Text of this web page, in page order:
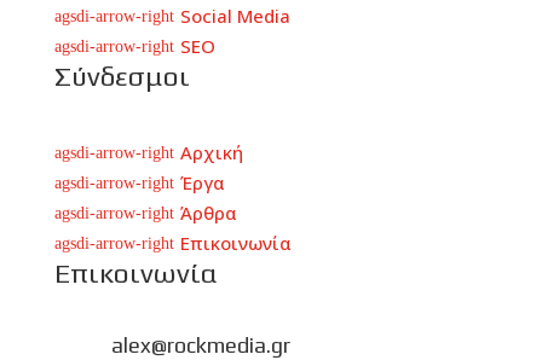
agsdi-arrow-right Social Media
agsdi-arrow-right SEO
Σύνδεσμοι
agsdi-arrow-right Αρχική
agsdi-arrow-right Έργα
agsdi-arrow-right Άρθρα
agsdi-arrow-right Επικοινωνία
Επικοινωνία
alex@rockmedia.gr